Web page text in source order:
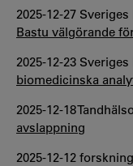
2025-12-27
Bastu välgörande
2025-12-23
biomedicinska
2025-12-18
avslappning
2025-12-12